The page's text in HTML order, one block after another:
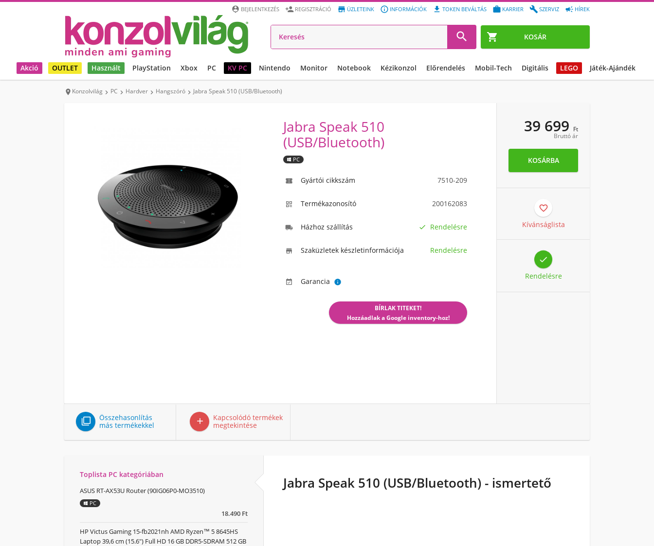
 KOSÁR
 HÍREK
 SZERVIZ
 KARRIER
 TOKEN BEVÁLTÁS
 INFORMÁCIÓK
 ÜZLETEINK
 REGISZTRÁCIÓ
 BEJELENTKEZÉS

Akció OUTLET Használt PlayStation Xbox PC KV PC Nintendo Monitor Notebook Kézikonzol Előrendelés Mobil-Tech Digitális LEGO Játék-Ajándék
 Konzolvilág  PC  Hardver  Hangszóró Jabra Speak 510 (USB/Bluetooth)
Jabra Speak 510
(USB/Bluetooth)
PC
 Gyártói cikkszám 7510-209
 Termékazonosító 200162083
 Házhoz szállítás Rendelésre

 Szaküzletek készletinformációja Rendelésre
 Garancia 
BÍRLAK TITEKET!
Hozzáadlak a Google inventory-hoz!
39 699 Ft
Bruttó ár
KOSÁRBA

Kívánságlista

Rendelésre

Összehasonlítás
más termékekkel

Kapcsolódó termékek
megtekintése
Jabra Speak 510 (USB/Bluetooth) - ismertető
Toplista PC kategóriában
18.490 Ft
ASUS RT-AX53U Router (90IG06P0-MO3510)
PC
HP Victus Gaming 15-fb2021nh AMD Ryzen™ 5 8645HS
Laptop 39,6 cm (15.6") Full HD 16 GB DDR5-SDRAM 512 GB